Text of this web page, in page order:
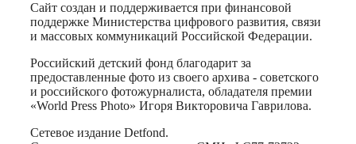
Сайт создан и поддерживается при финансовой
поддержке Министерства цифрового развития, связи
и массовых коммуникаций Российской Федерации.
Российский детский фонд благодарит за
предоставленные фото из своего архива - советского
и российского фотожурналиста, обладателя премии
«World Press Photo» Игоря Викторовича Гаврилова.
Сетевое издание Detfond.